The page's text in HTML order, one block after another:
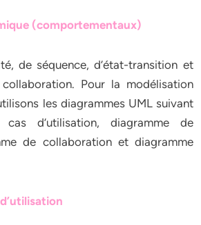
(comportementaux)
de séquence, d’état-transition et
Pour la modélisation
les diagrammes UML suivant
d’utilisation, diagramme de
de collaboration et diagramme